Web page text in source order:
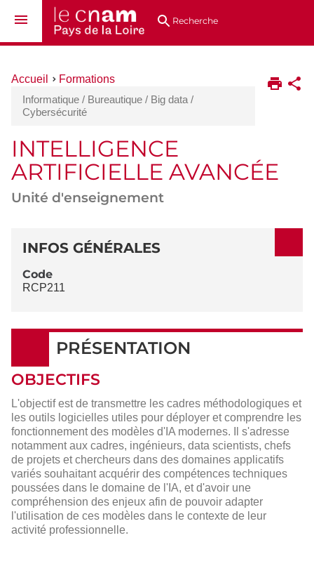
au
directsRecherche
Vous
ici :
Accueil
Formations
Informatique / Bureautique / Big data /
Cybersécurité
INTELLIGENCE
ARTIFICIELLE AVANCÉE
Unité d'enseignement
DÉTAILS
INFOS GÉNÉRALES
Code
RCP211
PRÉSENTATION
OBJECTIFS
L'objectif est de transmettre les cadres méthodologiques et
les outils logicielles utiles pour déployer et comprendre les
fonctionnement des modèles d'IA modernes. Il s'adresse
notamment aux cadres, ingénieurs, data scientists, chefs
de projets et chercheurs dans des domaines applicatifs
variés souhaitant acquérir des compétences techniques
poussées dans le domaine de l'IA, et d'avoir une
compréhension des enjeux afin de pouvoir adapter
l'utilisation de ces modèles dans le contexte de leur
activité professionnelle.